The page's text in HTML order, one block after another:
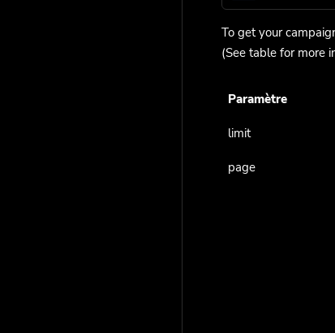
To get your
(See table for more
Paramètre
limit
page